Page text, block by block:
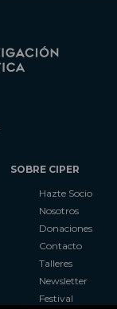
SOBRE CIPER
Hazte Socio
Nosotros
Donaciones
Contacto
Talleres
Newsletter
Festival